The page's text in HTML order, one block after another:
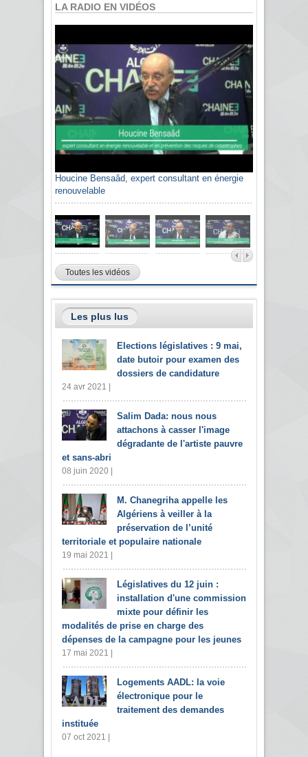
LA RADIO EN VIDÉOS
Houcine Bensaâd, expert consultant en énergie
renouvelable
Toutes les vidéos
Les plus lus
Elections législatives : 9 mai,
date butoir pour examen des
dossiers de candidature
24 avr 2021 |
Salim Dada: nous nous
attachons à casser l'image
dégradante de l'artiste pauvre
et sans-abri
08 juin 2020 |
M. Chanegriha appelle les
Algériens à veiller à la
préservation de l’unité
territoriale et populaire nationale
19 mai 2021 |
Législatives du 12 juin :
installation d'une commission
mixte pour définir les
modalités de prise en charge des
dépenses de la campagne pour les jeunes
17 mai 2021 |
Logements AADL: la voie
électronique pour le
traitement des demandes
instituée
07 oct 2021 |